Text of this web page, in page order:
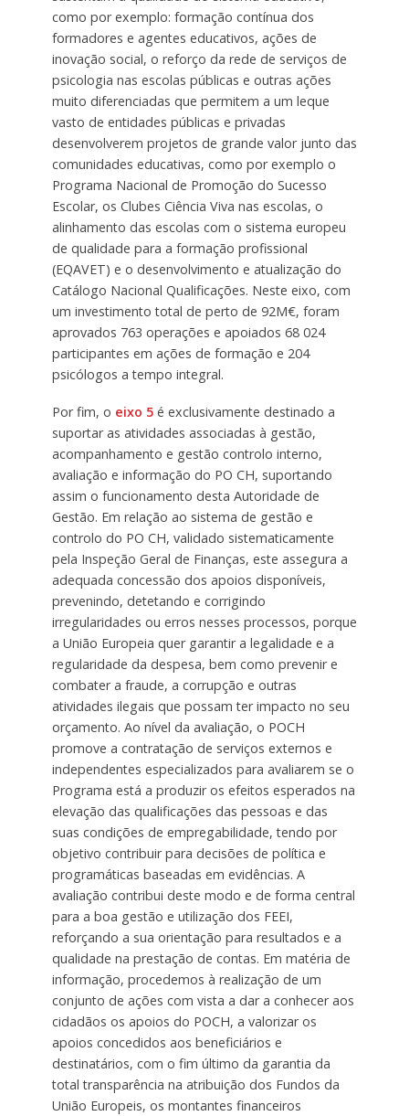
como por exemplo: formação contínua dos
formadores e agentes educativos, ações de
inovação social, o reforço da rede de serviços de
psicologia nas escolas públicas e outras ações
muito diferenciadas que permitem a um leque
vasto de entidades públicas e privadas
desenvolverem projetos de grande valor junto das
comunidades educativas, como por exemplo o
Programa Nacional de Promoção do Sucesso
Escolar, os Clubes Ciência Viva nas escolas, o
alinhamento das escolas com o sistema europeu
de qualidade para a formação profissional
(EQAVET) e o desenvolvimento e atualização do
Catálogo Nacional Qualificações. Neste eixo, com
um investimento total de perto de 92M€, foram
aprovados 763 operações e apoiados 68 024
participantes em ações de formação e 204
psicólogos a tempo integral.
Por fim, o eixo 5é exclusivamente destinado a
suportar as atividades associadas à gestão,
acompanhamento e gestão controlo interno,
avaliação e informação do PO CH, suportando
assim o funcionamento desta Autoridade de
Gestão. Em relação ao sistema de gestão e
controlo do PO CH, validado sistematicamente
pela Inspeção Geral de Finanças, este assegura a
adequada concessão dos apoios disponíveis,
prevenindo, detetando e corrigindo
irregularidades ou erros nesses processos, porque
a União Europeia quer garantir a legalidade e a
regularidade da despesa, bem como prevenir e
combater a fraude, a corrupção e outras
atividades ilegais que possam ter impacto no seu
orçamento. Ao nível da avaliação, o POCH
promove a contratação de serviços externos e
independentes especializados para avaliarem se o
Programa está a produzir os efeitos esperados na
elevação das qualificações das pessoas e das
suas condições de empregabilidade, tendo por
objetivo contribuir para decisões de política e
programáticas baseadas em evidências. A
avaliação contribui deste modo e de forma central
para a boa gestão e utilização dos FEEI,
reforçando a sua orientação para resultados e a
qualidade na prestação de contas. Em matéria de
informação, procedemos à realização de um
conjunto de ações com vista a dar a conhecer aos
cidadãos os apoios do POCH, a valorizar os
apoios concedidos aos beneficiários e
destinatários, com o fim último da garantia da
total transparência na atribuição dos Fundos da
União Europeis, os montantes financeiros